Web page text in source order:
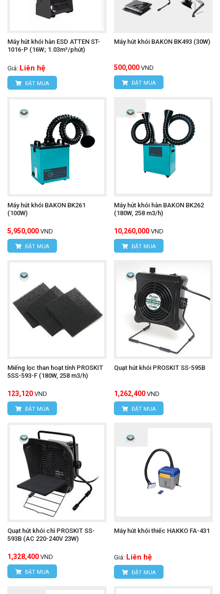
Máy hút khói hàn ESD ATTEN ST-
1016-P (16W; 1.03m³/phút)
Giá: Liên hệ
ĐẶT MUA
Máy hút khói BAKON BK493 (30W)
500,000 VND
ĐẶT MUA
Máy hút khói BAKON BK261
(100W)
5,950,000 VND
ĐẶT MUA
Máy hút khói hàn BAKON BK262
(180W, 258 m3/h)
10,260,000 VND
ĐẶT MUA
Miếng lọc than hoạt tính PROSKIT
5SS-593-F (180W, 258 m3/h)
123,120 VND
ĐẶT MUA
Quạt hút khói PROSKIT SS-595B
1,262,400 VND
ĐẶT MUA
Quạt hút khói chì PROSKIT SS-
593B (AC 220-240V 23W)
1,328,400 VND
ĐẶT MUA
Máy hút khói thiếc HAKKO FA-431
Giá: Liên hệ
ĐẶT MUA